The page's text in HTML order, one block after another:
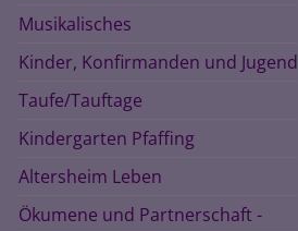
Musikalisches
Kinder, Konfirmanden und Jugend
Taufe/Tauftage
Kindergarten Pfaffing
Altersheim Leben
Ökumene und Partnerschaft -